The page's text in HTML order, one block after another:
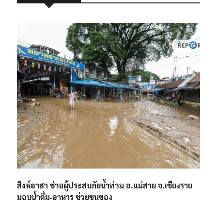
สิงห์อาสา ช่วยผู้ประสบภัยน้ำท่วม อ.แม่สาย จ.เชียงราย
มอบน้ำดื่ม-อาหาร ช่วยขนของ